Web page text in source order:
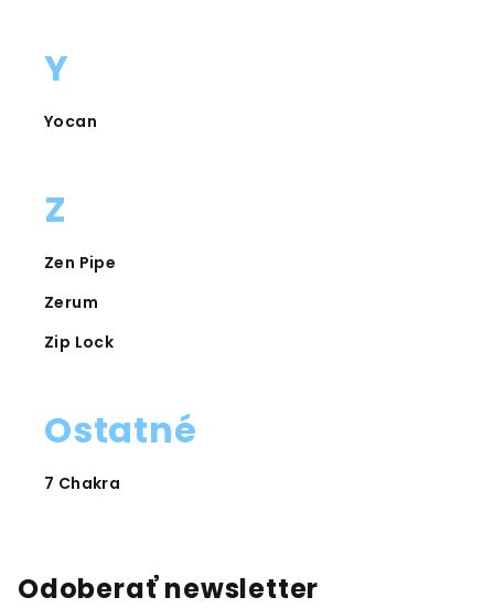
Y
Yocan
Z
Zen Pipe
Zerum
Zip Lock
Ostatné
7 Chakra
Odoberať newsletter